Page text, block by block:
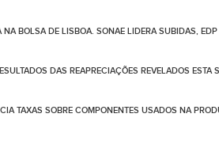
BOLSA DE LISBOA. SONAE LIDERA SUBIDAS, EDP
DAS REAPRECIAÇÕES REVELADOS ESTA
TAXAS SOBRE COMPONENTES USADOS NA